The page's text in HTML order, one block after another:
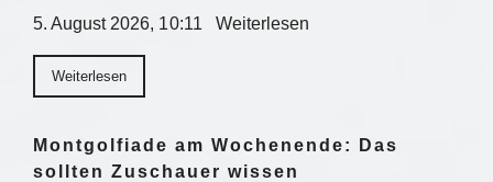
5. August 2026, 10:11 Weiterlesen
Weiterlesen
Montgolfiade am Wochenende: Das
sollten Zuschauer wissen